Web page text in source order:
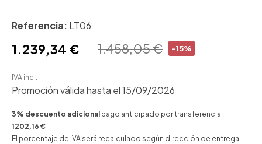
Referencia: LT06
-15%
1.458,05 €
1.239,34 €
IVA incl.
Promoción válida hasta el 15/09/2026
3% descuento adicional pago anticipado por transferencia:
1202,16 €
El porcentaje de IVA será recalculado según dirección de entrega